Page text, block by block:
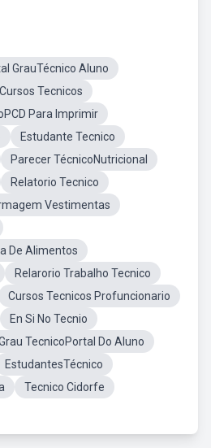
GrauTécnico Aluno
Cursos Tecnicos
Para Imprimir
Estudante Tecnico
Parecer TécnicoNutricional
Relatorio Tecnico
Vestimentas
De Alimentos
Relarorio Trabalho Tecnico
Cursos Tecnicos Profuncionario
En Si No Tecnio
TecnicoPortal Do Aluno
EstudantesTécnico
Tecnico Cidorfe